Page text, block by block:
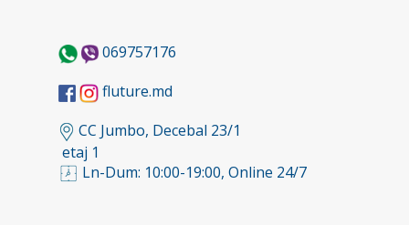
069757176
fluture.md
CC Jumbo, Decebal 23/1
etaj 1
Ln-Dum: 10:00-19:00, Online 24/7